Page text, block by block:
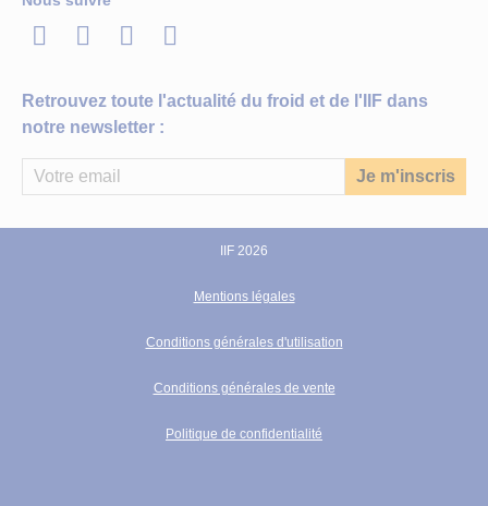
LinkedInTwitterFacebook
Youtube
Retrouvez toute l'actualité du froid et de l'IIF dans
notre newsletter :
IIF 2026
Mentions légales
Conditions générales d'utilisation
Conditions générales de vente
Politique de confidentialité